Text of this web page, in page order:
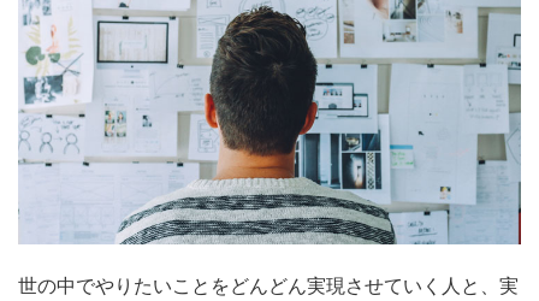
世の中でやりたいことをどんどん実現させていく人と、実